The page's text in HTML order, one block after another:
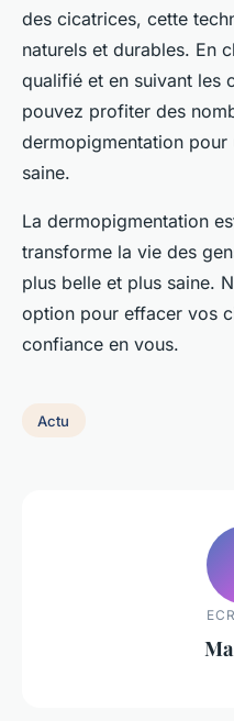
des cicatrices, cette
naturels et durables. En
qualifié et en suivant les
pouvez profiter des
dermopigmentation pour
saine.
La dermopigmentation
transforme la vie des
plus belle et plus saine.
option pour effacer vos
confiance en vous.
Actu